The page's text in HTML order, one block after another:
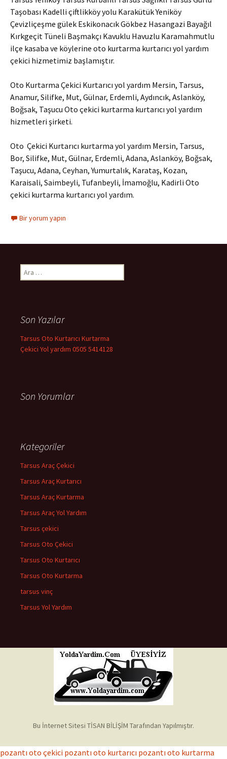
Taşobası Kadelli çiftlikköy yolu Karakütük Yeniköy
Çevizliçeşme gülek Eskikonacık Gökbez Hasangazi Bayağıl
Kırkgeçit Tüneli Başmakçı Kavuklu Havuzlu Karamahmutlu
ilçe kasaba ve köylerine oto kurtarma kurtarıcı yol yardım
çekici hizmetimiz başlamıştır.
Oto Kurtarma Çekici Kurtarıcı yol yardım Mersin, Tarsus,
Anamur, Silifke, Mut, Gülnar, Erdemli, Aydıncık, Aslanköy,
Boğsak, Taşucu Oto çekici kurtarma kurtarıcı yol yardım
hizmetleri şirketi.
Oto Çekici Kurtarıcı kurtarma yol yardım Mersin, Tarsus,
Bor, Silifke, Mut, Gülnar, Erdemli, Adana, Aslanköy, Boğsak,
Taşucu, Adana, Ceyhan, Yumurtalık, Karataş, Kozan,
Karaisali, Saimbeyli, Tufanbeyli, İmamoğlu, Kadirli Oto
çekici kurtarma kurtarıcı yol yardım.
Bir yorum yapın
r
:Son Yazılar
Tarsus Oto Kurtarıcı Kurtarma
Çekici Yol yardım 0505 5414128
Son Yorumlar
Kategoriler
Tarsus Araç Çekici
Tarsus Araç Kurtarıcı
Tarsus Araç Kurtarma
Tarsus Araç Yol Yardım
Tarsus çekici
Tarsus Oto Çekici
Tarsus Oto Kurtarıcı
Tarsus Oto Kurtarma
tarsus vinç
Tarsus Yol Yardım
Bu İnternet Sitesi TİSAN BİLİŞİM Tarafından Yapılmıştır.
pozantı oto çekici pozantı oto kurtarıcı pozantı oto kurtarma